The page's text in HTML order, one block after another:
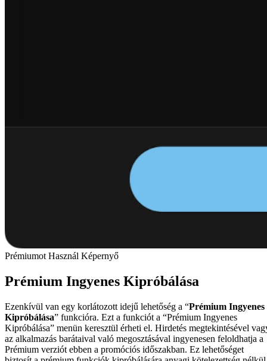
Prémiumot Használ Képernyő
Prémium Ingyenes Kipróbálása
Ezenkívül van egy korlátozott idejű lehetőség a “Prémium Ingyenes
Kipróbálása” funkcióra. Ezt a funkciót a “Prémium Ingyenes
Kipróbálása” menün keresztül érheti el. Hirdetés megtekintésével
az alkalmazás barátaival való megosztásával ingyenesen feloldhatja a
Prémium verziót ebben a promóciós időszakban. Ez lehetőséget